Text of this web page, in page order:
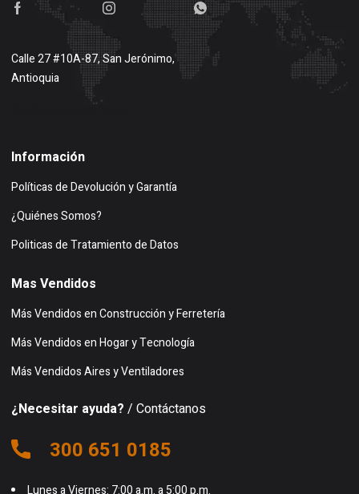
Calle 27 #10A-87, San Jerónimo,
Antioquia
Información
Políticas de Devolución y Garantía
¿Quiénes Somos?
Politicas de Tratamiento de Datos
Mas Vendidos
Más Vendidos en Construcción y Ferretería
Más Vendidos en Hogar y Tecnología
Más Vendidos Aires y Ventiladores
¿Necesitar ayuda? / Contáctanos
300 651 0185
Lunes a Viernes: 7:00 a.m. a 5:00 p.m.